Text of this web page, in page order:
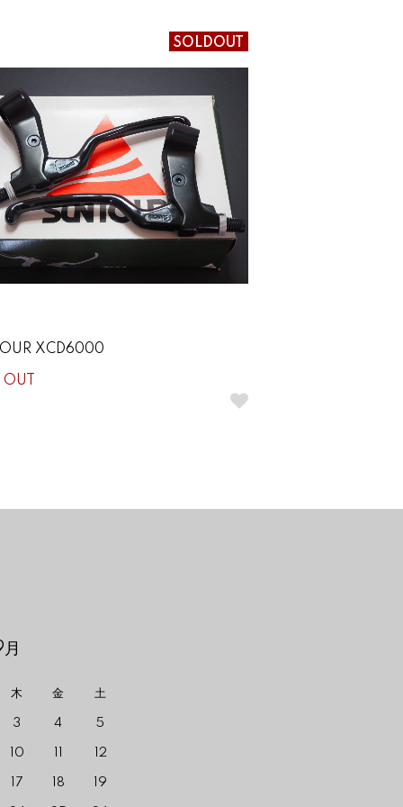
SOLDOUT
XCD6000
木 金 土
3 4 5
10 12
17 18 19